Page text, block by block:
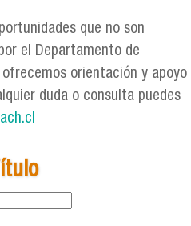
que no son
el Departamento de
orientación y apoyo
duda o consulta puedes